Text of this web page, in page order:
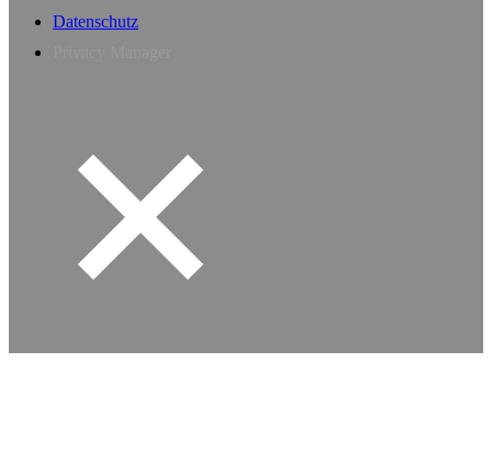
Datenschutz